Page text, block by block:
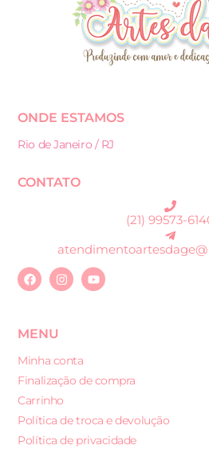
ONDE ESTAMOS
Rio de Janeiro / RJ
CONTATO
(21) 99573-
MENU
Minha conta
Finalização de compra
Carrinho
Política de troca e devolução
Política de privacidade